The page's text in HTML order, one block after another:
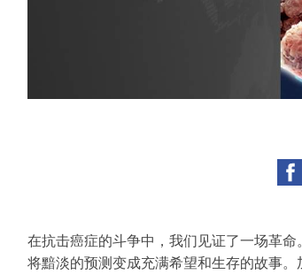
在抗击癌症的斗争中，我们见证了一场革
将黯淡的预测变成充满希望和生存的故事